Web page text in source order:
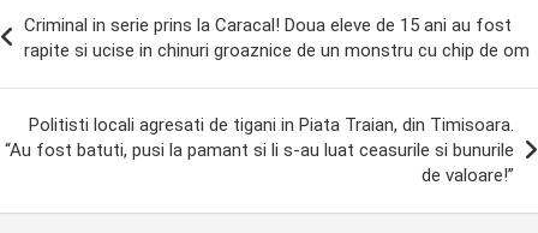
Criminal in serie prins la Caracal! Doua eleve de 15 ani au fost
rapite si ucise in chinuri groaznice de un monstru cu chip de om
Politisti locali agresati de tigani in Piata Traian, din Timisoara.
“Au fost batuti, pusi la pamant si li s-au luat ceasurile si bunurile
de valoare!”